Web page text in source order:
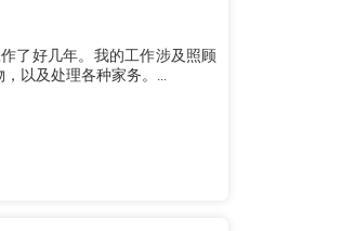
了好几年。我的工作涉及照顾
以及处理各种家务。...